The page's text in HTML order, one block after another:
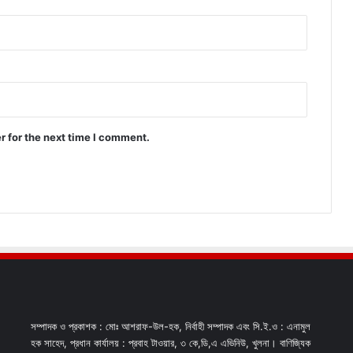
for the next time I comment.
সম্পাদক ও প্রকাশক : মোঃ আশরাফ-উল-হক, নির্বাহী সম্পাদক এবং সি.ই.ও : এনামুল
হক সাহেদ, প্রধান কার্যালয় : প্রবাহ টাওয়ার, ৩ কে,ডি,এ এভিনিউ, খুলনা। বাণিজ্যিক